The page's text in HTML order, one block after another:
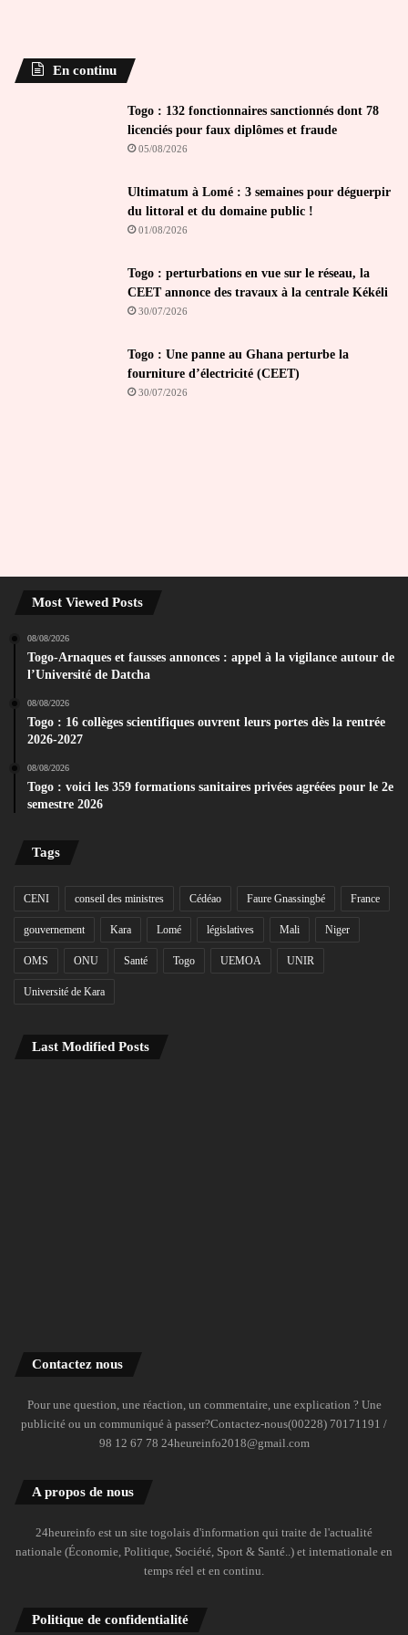
En continu
Togo : 132 fonctionnaires sanctionnés dont 78
licenciés pour faux diplômes et fraude
05/08/2026
Ultimatum à Lomé : 3 semaines pour déguerpir
du littoral et du domaine public !
01/08/2026
Togo : perturbations en vue sur le réseau, la
CEET annonce des travaux à la centrale Kékéli
30/07/2026
Togo : Une panne au Ghana perturbe la
fourniture d’électricité (CEET)
30/07/2026
Most Viewed Posts
08/08/2026
Togo-Arnaques et fausses annonces : appel à la vigilance autour de
l’Université de Datcha
08/08/2026
Togo : 16 collèges scientifiques ouvrent leurs portes dès la rentrée
2026-2027
08/08/2026
Togo : voici les 359 formations sanitaires privées agréées pour le 2e
semestre 2026
Tags
CENI conseil des ministres Cédéao Faure Gnassingbé France
gouvernement Kara Lomé législatives Mali Niger
OMS ONU Santé Togo UEMOA UNIR
Université de Kara
Last Modified Posts
Contactez nous
Pour une question, une réaction, un commentaire, une explication ? Une
publicité ou un communiqué à passer?Contactez-nous(00228) 70171191 /
98 12 67 78 24heureinfo2018@gmail.com
A propos de nous
24heureinfo est un site togolais d'information qui traite de l'actualité
nationale (Économie, Politique, Société, Sport & Santé..) et internationale en
temps réel et en continu.
Politique de confidentialité